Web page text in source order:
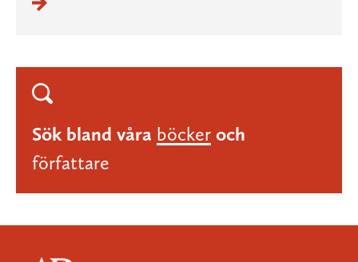
Sök bland våra böcker och
författare